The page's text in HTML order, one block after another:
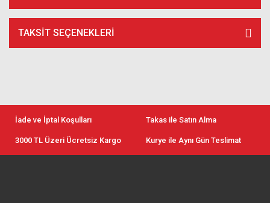
TAKSIT SEÇENEKLERI
İade ve İptal Koşulları Takas ile Satın Alma
3000 TL Üzeri Ücretsiz Kargo Kurye ile Aynı Gün Teslimat